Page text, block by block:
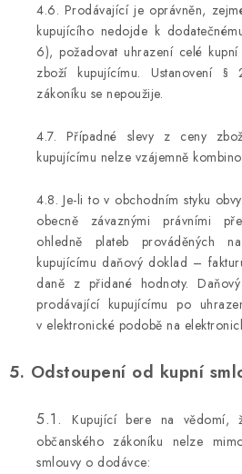
4.6. Prodávající je oprávněn,
kupujícího nedojde k
6), požadovat uhrazení celé
zboží kupujícímu. Ustanovení §
zákoníku se nepoužije.
4.7. Případné slevy z ceny
kupujícímu nelze vzájemně
4.8. Je-li to v obchodním styku
obecně závaznými právními
ohledně plateb prováděných
kupujícímu daňový doklad –
daně z přidané hodnoty.
prodávající kupujícímu po
v elektronické podobě na
5. Odstoupení od kupní
5.1.Kupující bere na vědomí,
občanského zákoníku nelze
smlouvy o dodávce: